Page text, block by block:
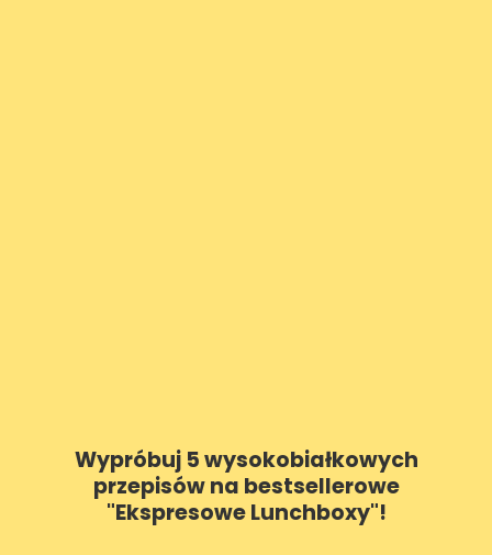
Wypróbuj 5 wysokobiałkowych
przepisów na bestsellerowe
"Ekspresowe Lunchboxy"!